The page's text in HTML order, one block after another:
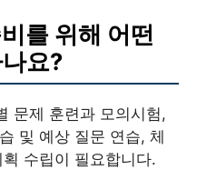
를 위해 어떤
요?
문제 훈련과 모의시험,
및 예상 질문 연습, 체
수립이 필요합니다.